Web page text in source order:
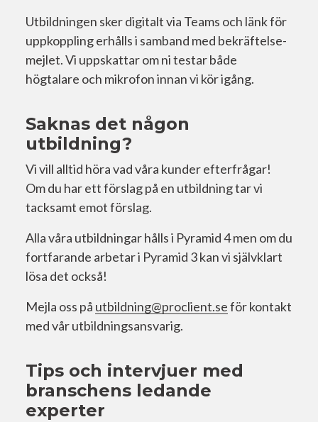
Utbildningen sker digitalt via Teams och länk för
uppkoppling erhålls i samband med bekräftelse-
mejlet. Vi uppskattar om ni testar både
högtalare och mikrofon innan vi kör igång.
Saknas det någon
utbildning?
Vi vill alltid höra vad våra kunder efterfrågar!
Om du har ett förslag på en utbildning tar vi
tacksamt emot förslag.
Alla våra utbildningar hålls i Pyramid 4 men om du
fortfarande arbetar i Pyramid 3 kan vi självklart
lösa det också!
Mejla oss på utbildning@proclient.seför kontakt
med vår utbildningsansvarig.
Tips och intervjuer med
branschens ledande
experter